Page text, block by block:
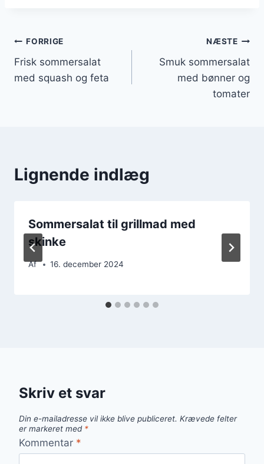
Indlægsnavigation
FORRIGE
Frisk sommersalat
med squash og feta
NÆSTE
Smuk sommersalat
med bønner og
tomater
Lignende indlæg
Sommersalat til grillmad med
skinke
Af 16. december 2024
Skriv et svar
Din e-mailadresse vil ikke blive publiceret. Krævede felter
er markeret med *
Kommentar *